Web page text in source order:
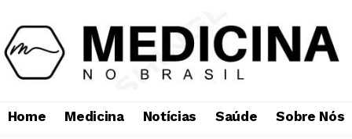
Home Medicina Notícias Saúde Sobre Nós